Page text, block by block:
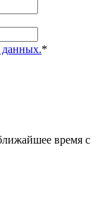
данных.*
время с